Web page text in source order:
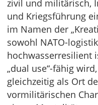
zivil und militärisch,
und Kriegsführung
im Namen der
sowohl NATO-
hochwasserresilient
„dual use“-fähig
gleichzeitig als Ort
vormilitärischen